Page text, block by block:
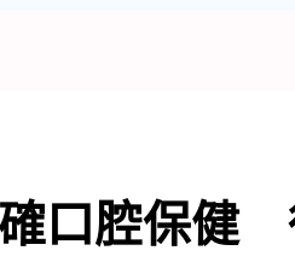
口腔保健